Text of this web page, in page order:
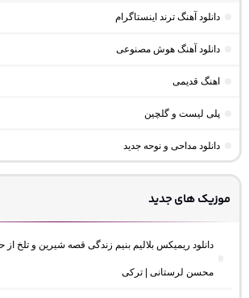
دانلود آهنگ ترند اینستاگرام
دانلود آهنگ هوش مصنوعی
اهنگ قدیمی
پلی لیست و گلچین
دانلود مداحی و نوحه جدید
موزیک های جدید
دانلود ریمیکس بلالیم بنیم زندگی قصه شیرین و تلخ
محسن لرستانی | ترکی